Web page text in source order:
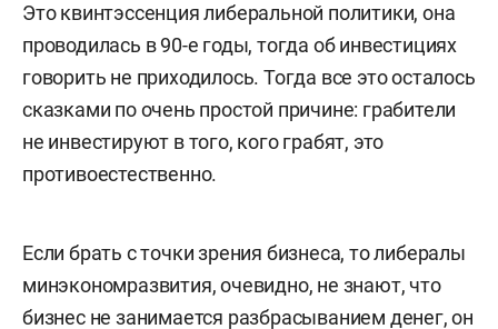
Это квинтэссенция либеральной политики, она
проводилась в 90-е годы, тогда об инвестициях
говорить не приходилось. Тогда все это осталось
сказками по очень простой причине: грабители
не инвестируют в того, кого грабят, это
противоестественно.
Если брать с точки зрения бизнеса, то либералы
минэкономразвития, очевидно, не знают, что
бизнес не занимается разбрасыванием денег, он